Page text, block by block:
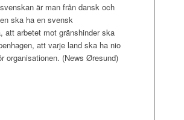
är man från dansk och
ska ha en svensk
att arbetet mot gränshinder ska
att varje land ska ha nio
organisationen. (News Øresund)